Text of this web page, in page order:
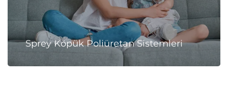
Sprey Köpük Poliüretan Sistemleri